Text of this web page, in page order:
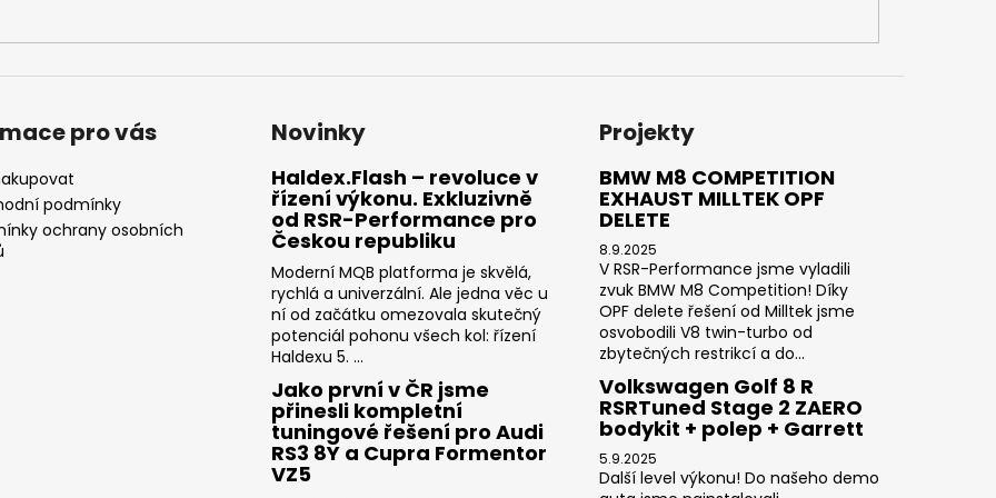
pro vás
podmínky
ochrany osobních
Novinky
Haldex.Flash – revoluce v
řízení výkonu. Exkluzivně
od RSR-Performance pro
Českou republiku
Moderní MQB platforma je skvělá,
rychlá a univerzální. Ale jedna věc u
ní od začátku omezovala skutečný
potenciál pohonu všech kol: řízení
Haldexu 5. ...
Jako první v ČR jsme
přinesli kompletní
tuningové řešení pro Audi
RS3 8Y a Cupra Formentor
VZ5
Projekty
BMW M8 COMPETITION
EXHAUST MILLTEK OPF
DELETE
8.9.2025
V RSR-Performance jsme vyladili
zvuk BMW M8 Competition! Díky
OPF delete řešení od Milltek jsme
osvobodili V8 twin-turbo od
zbytečných restrikcí a do...
Volkswagen Golf 8 R
RSRTuned Stage 2 ZAERO
bodykit + polep + Garrett
5.9.2025
Další level výkonu! Do našeho demo